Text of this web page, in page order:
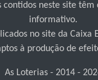
contidos neste site
informativo.
no site da Caixa
à produção de
As Loterias - 2014 -